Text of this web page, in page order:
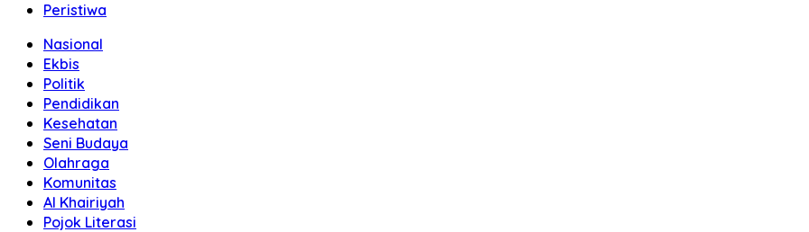
Peristiwa
Nasional
Ekbis
Politik
Pendidikan
Kesehatan
Seni Budaya
Olahraga
Komunitas
Al Khairiyah
Pojok Literasi